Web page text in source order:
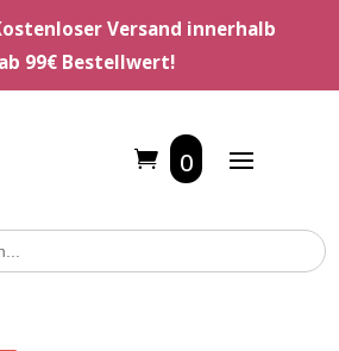
Versand innerhalb
ab 99€ Bestellwert!
0